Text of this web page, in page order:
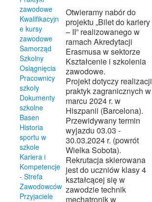
zawodowe
Kwalifikacyjn
e kursy
zawodowe
Samorząd
Szkolny
Osiągnięcia
Pracownicy
szkoły
Dokumenty
szkolne
Basen
Historia
sportu w
szkole
Kariera i
Kompetencje
- Strefa
Zawodowców
Przyjaciele
Otwieramy nabór do
projektu „Bilet do kariery
– II” realizowanego w
ramach Akredytacji
Erasmusa w sektorze
Kształcenie i szkolenia
zawodowe.
Projekt dotyczy realizacji
praktyk zagranicznych w
marcu 2024 r. w
Hiszpanii (Barcelona).
Przewidywany termin
wyjazdu 03.03 -
30.03.2024 r. (powrót
Wielka Sobota).
Rekrutacja skierowana
jest do uczniów klasy 4
kształcącej się w
zawodzie technik
mechatronik w